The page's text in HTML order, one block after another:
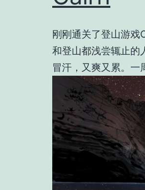
刚刚通关了登山游戏
和登山都浅尝辄止的
冒汗，又爽又累。一